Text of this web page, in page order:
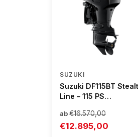
SUZUKI
Suzuki DF115BT
Line – 115 PS
Stark &
Umweltfreundlich
ab €16.570,00
€12.895,00